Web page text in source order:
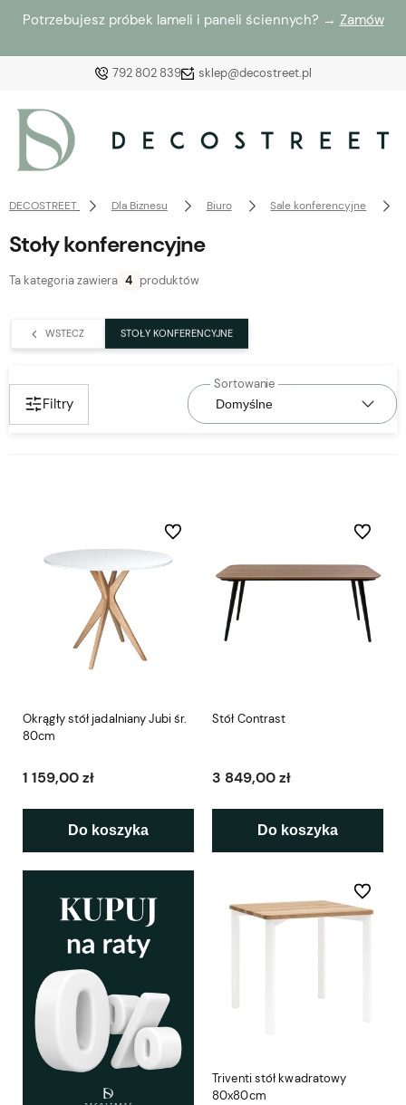
Potrzebujesz próbek lameli i paneli ściennych? → Zamów
792 802 839 sklep@decostreet.pl
Załóż konto
zaloguj się, aby przywrócić dodane produkty do listy
z poprzedniej sesji.
DECOSTREET Dla Biznesu Biuro Sale konferencyjne
Stoły konferencyjne
Ta kategoria zawiera 4 produktów
WSTECZ STOŁY KONFERENCYJNE
Filtry
Okrągły stół jadalniany Jubi śr.
80cm
1 159,00 zł
Do koszyka
Do ulubionych
Stół Contrast
3 849,00 zł
Do koszyka
Do
Triventi stół kwadratowy
80x80cm
Do